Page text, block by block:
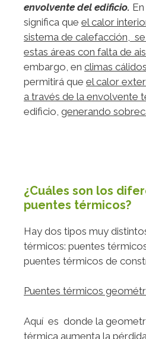
envolvente del edificio.
significa que el calor
sistema de calefacción,
estas áreas con falta de
embargo, en climas cálidos
permitirá que el calor
a través de la envolvente
edificio, generando
¿Cuáles son los
puentes térmicos?
Hay dos tipos muy
térmicos: puentes
puentes térmicos de
Puentes térmicos
Aquí es donde la
térmica aumenta la